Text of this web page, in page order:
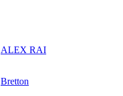
ALEX RAI
Bretton